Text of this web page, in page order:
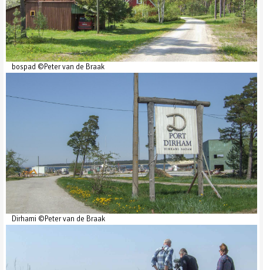
bospad ©Peter van de Braak
Dirhami ©Peter van de Braak